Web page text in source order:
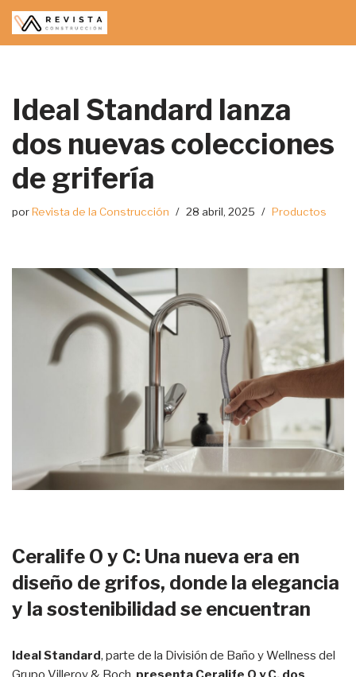
Saltar
Ideal Standard lanza
dos nuevas colecciones
de grifería
porRevista de la Construcción 28 abril, 2025 Productos
Ceralife O y C: Una nueva era en
diseño de grifos, donde la elegancia
y la sostenibilidad se encuentran
Ideal Standard, parte de la División de Baño y Wellness del